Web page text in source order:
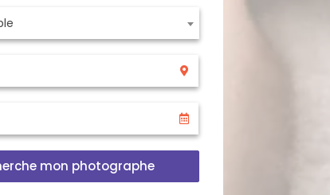
mon photographe